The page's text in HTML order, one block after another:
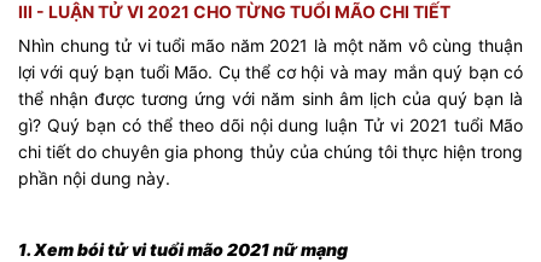
III - LUẬN TỬ VI 2021 CHO TỪNG TUỔI MÃO CHI TIẾT
Nhìn chung tử vi tuổi mão năm 2021 là một năm vô cùng thuận
lợi với quý bạn tuổi Mão. Cụ thể cơ hội và may mắn quý bạn có
thể nhận được tương ứng với năm sinh âm lịch của quý bạn là
gì? Quý bạn có thể theo dõi nội dung luận Tử vi 2021 tuổi Mão
chi tiết do chuyên gia phong thủy của chúng tôi thực hiện trong
phần nội dung này.
1. Xem bói tử vi tuổi mão 2021 nữ mạng